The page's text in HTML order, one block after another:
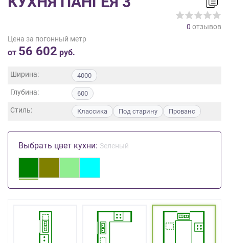
0 отзывов
Цена за погонный метр
от 56 602 руб.
Ширина: 4000
Глубина: 600
Стиль: Классика Под старину Прованс
Выбрать цвет кухни: Зеленый
данных ,
Согласие
обработку
данных
порядке
условиях
персональных